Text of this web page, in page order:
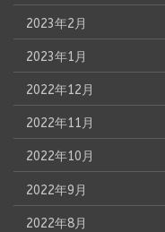
2023年2月
2023年1月
2022年12月
2022年11月
2022年10月
2022年9月
2022年8月